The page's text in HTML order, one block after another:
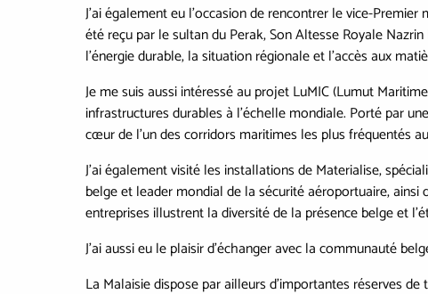
J’ai également eu l’occasion de rencontrer le vice-
été reçu par le sultan du Perak, Son Altesse Royale
l’énergie durable, la situation régionale et l’accès aux
Je me suis aussi intéressé au projet LuMIC (Lumut
infrastructures durables à l’échelle mondiale. Porté par
cœur de l’un des corridors maritimes les plus fréquentés
J’ai également visité les installations de Materialise,
belge et leader mondial de la sécurité aéroportuaire,
entreprises illustrent la diversité de la présence belge et
J’ai aussi eu le plaisir d’échanger avec la communauté
La Malaisie dispose par ailleurs d’importantes réserves